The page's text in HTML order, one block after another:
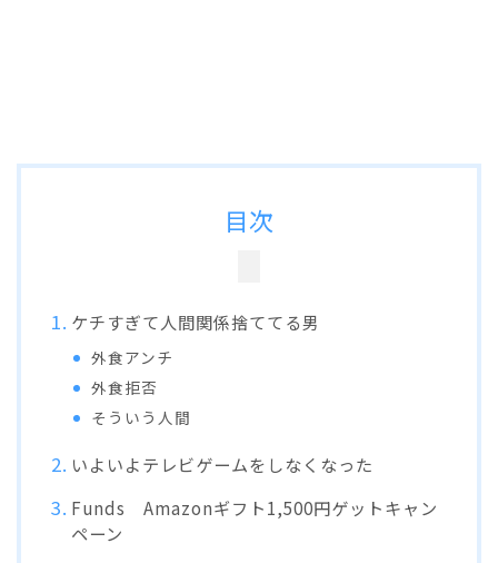
目次
ケチすぎて人間関係捨ててる男
外食アンチ
外食拒否
そういう人間
いよいよテレビゲームをしなくなった
Funds Amazonギフト1,500円ゲットキャン
ペーン